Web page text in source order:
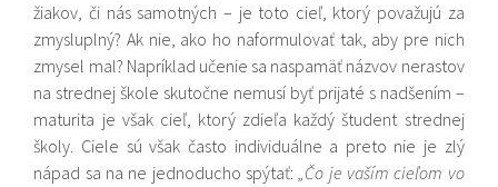
žiakov, či nás samotných – je toto cieľ, ktorý považujú za
zmysluplný? Ak nie, ako ho naformulovať tak, aby pre nich
zmysel mal? Napríklad učenie sa naspamäť názvov nerastov
na strednej škole skutočne nemusí byť prijaté s nadšením –
maturita je však cieľ, ktorý zdieľa každý študent strednej
školy. Ciele sú však často individuálne a preto nie je zlý
nápad sa na ne jednoducho spýtať:„Čo je vaším cieľom vo